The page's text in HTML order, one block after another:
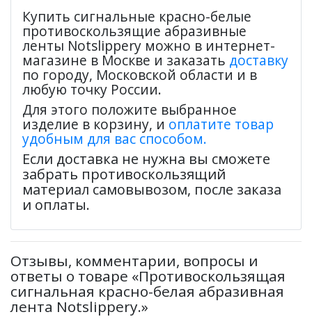
Купить сигнальные красно-белые
противоскользящие абразивные
ленты Notslippery можно в интернет-
магазине в Москве и заказать доставку
по городу, Московской области и в
любую точку России.
Для этого положите выбранное
изделие в корзину, и оплатите товар
удобным для вас способом.
Если доставка не нужна вы сможете
забрать противоскользящий
материал самовывозом, после заказа
и оплаты.
Отзывы, комментарии, вопросы и
ответы о товаре «Противоскользящая
сигнальная красно-белая абразивная
лента Notslippery.»